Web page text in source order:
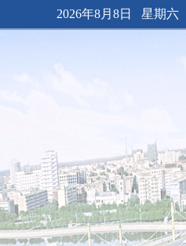
2026年8月8日 星期六